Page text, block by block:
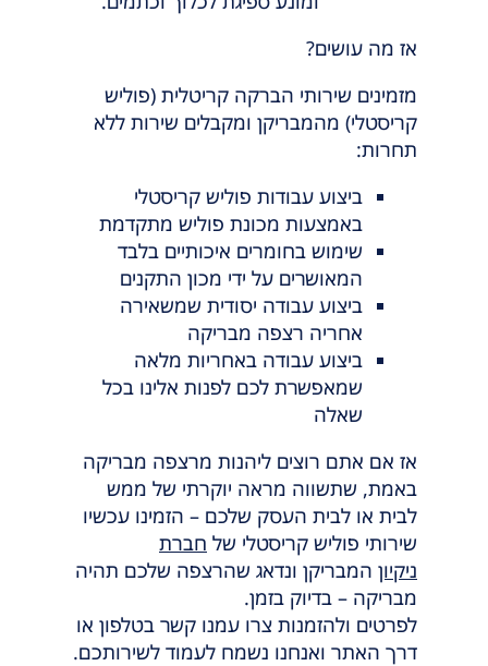
אז מה עושים?
מזמינים שירותי הברקה קריטלית (פוליש
קריסטלי) מהמבריקן ומקבלים שירות ללא
תחרות:
ביצוע עבודות פוליש קריסטלי
באמצעות מכונת פוליש מתקדמת
שימוש בחומרים איכותיים בלבד
המאושרים על ידי מכון התקנים
ביצוע עבודה יסודית שמשאירה
אחריה רצפה מבריקה
ביצוע עבודה באחריות מלאה
שמאפשרת לכם לפנות אלינו בכל
שאלה
אז אם אתם רוצים ליהנות מרצפה מבריקה
באמת, שתשווה מראה יוקרתי של ממש
לבית או לבית העסק שלכם – הזמינו עכשיו
שירותי פוליש קריסטלי של חברת
ניקיון המבריקן ונדאג שהרצפה שלכם תהיה
מבריקה – בדיוק בזמן.
לפרטים ולהזמנות צרו עמנו קשר בטלפון או
דרך האתר ואנחנו נשמח לעמוד לשירותכם.